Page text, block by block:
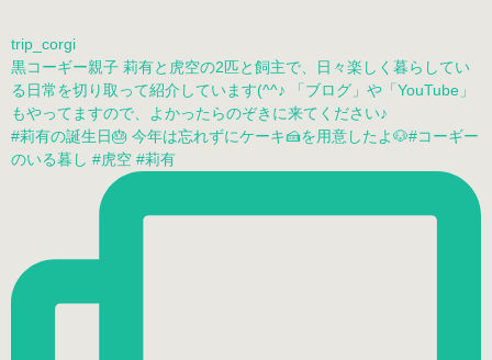
trip_corgi
黒コーギー親子 莉有と虎空の2匹と飼主で、日々楽しく暮らしてい
る日常を切り取って紹介しています(^^♪ 「ブログ」や「YouTube」
もやってますので、よかったらのぞきに来てください♪
#莉有の誕生日🎂 今年は忘れずにケーキ🍰を用意したよ🐶#コーギー
のいる暮し #虎空 #莉有